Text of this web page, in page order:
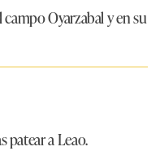
Oyarzabal y en su
patear a Leao.